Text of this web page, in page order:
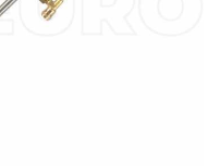
mécaniques